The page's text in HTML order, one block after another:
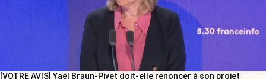
[VOTRE AVIS] Yaël Braun-Pivet doit-elle renoncer à son projet